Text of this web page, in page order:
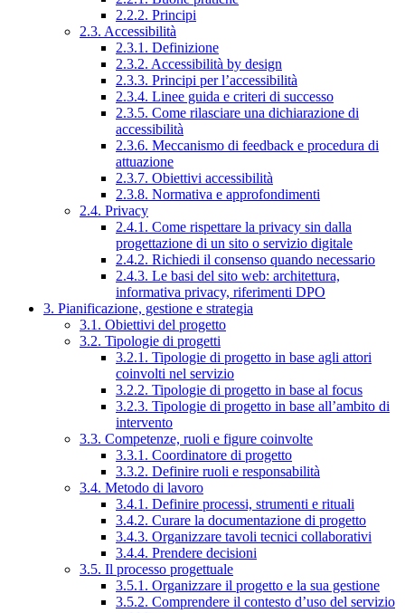
2.2.2. Principi
2.3. Accessibilità
2.3.1. Definizione
2.3.2. Accessibilità by design
2.3.3. Principi per l’accessibilità
2.3.4. Linee guida e criteri di successo
2.3.5. Come rilasciare una dichiarazione di
accessibilità
2.3.6. Meccanismo di feedback e procedura di
attuazione
2.3.7. Obiettivi accessibilità
2.3.8. Normativa e approfondimenti
2.4. Privacy
2.4.1. Come rispettare la privacy sin dalla
progettazione di un sito o servizio digitale
2.4.2. Richiedi il consenso quando necessario
2.4.3. Le basi del sito web: architettura,
informativa privacy, riferimenti DPO
3. Pianificazione, gestione e strategia
3.1. Obiettivi del progetto
3.2. Tipologie di progetti
3.2.1. Tipologie di progetto in base agli attori
coinvolti nel servizio
3.2.2. Tipologie di progetto in base al focus
3.2.3. Tipologie di progetto in base all’ambito di
intervento
3.3. Competenze, ruoli e figure coinvolte
3.3.1. Coordinatore di progetto
3.3.2. Definire ruoli e responsabilità
3.4. Metodo di lavoro
3.4.1. Definire processi, strumenti e rituali
3.4.2. Curare la documentazione di progetto
3.4.3. Organizzare tavoli tecnici collaborativi
3.4.4. Prendere decisioni
3.5. Il processo progettuale
3.5.1. Organizzare il progetto e la sua gestione
3.5.2. Comprendere il contesto d’uso del servizio